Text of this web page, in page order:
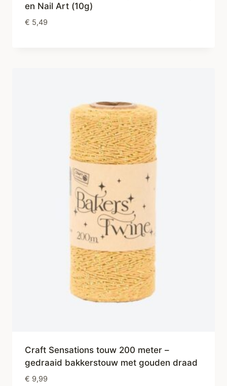
en Nail Art (10g)
€ 5,49
Craft Sensations touw 200 meter –
gedraaid bakkerstouw met gouden draad
€ 9,99